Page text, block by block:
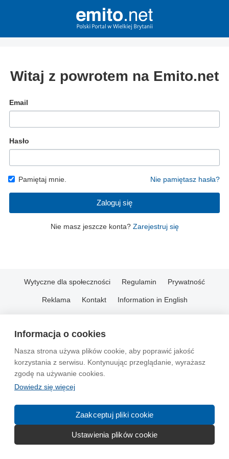
Informacja o cookies
Nasza strona używa plików cookie, aby poprawić jakość
korzystania z serwisu. Kontynuując przeglądanie, wyrażasz
zgodę na używanie cookies.
Dowiedz się więcej
Zaakceptuj pliki cookie
Ustawienia plików cookie
Witaj z powrotem na Emito.net
Email
Hasło
Pamiętaj mnie. Nie pamiętasz hasła?
Zaloguj się
Nie masz jeszcze konta? Zarejestruj się
Wytyczne dla społeczności Regulamin Prywatność
Reklama Kontakt Information in English